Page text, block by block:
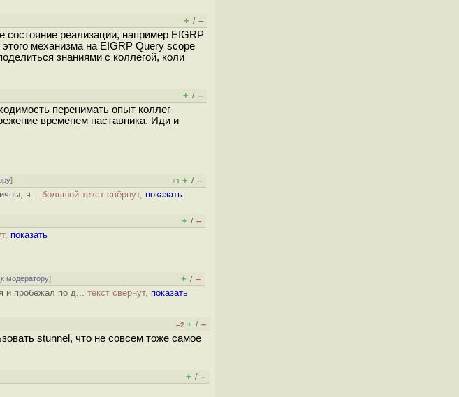
+ / –
состояние реализации, например EIGRP
механизма на EIGRP Query scope
знаниями с коллегой, коли
+ / –
перенимать опыт коллег
временем наставника. Иди и
] +1 + / –
ч... большой текст свёрнут, показать
+ / –
показать
к модератору] + / –
и пробежал по д... текст свёрнут, показать
–2 + / –
stunnel, что не совсем тоже самое
+ / –